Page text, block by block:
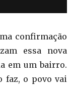
confirmação
essa nova
em um bairro.
faz, o povo vai